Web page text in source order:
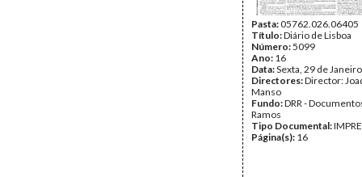
Pasta:05762.026.06405
Título:Diário de Lisboa
Número:5099
Ano: 16
Data:Sexta, 29 de
Directores:Director:
Manso
Fundo:DRR -
Ramos
Tipo Documental:
Página(s): 16